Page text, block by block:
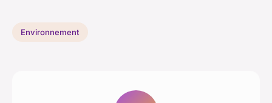
Environnement